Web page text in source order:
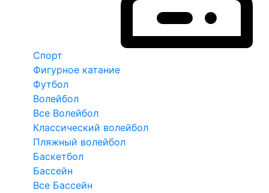
Спорт
Фигурное катание
Футбол
Волейбол
Все Волейбол
Классический волейбол
Пляжный волейбол
Баскетбол
Бассейн
Все Бассейн